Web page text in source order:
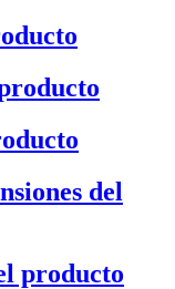
del
producto